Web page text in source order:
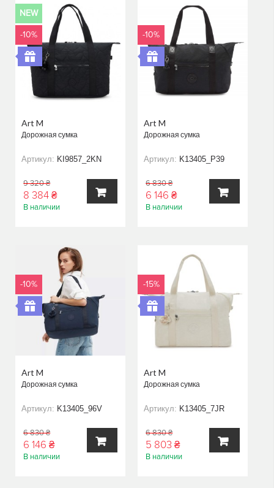
NEW
-10%
Art M
Дорожная сумка
Артикул: KI9857_2KN
9 320 ₴
8 384 ₴
В наличии
-10%
Art M
Дорожная сумка
Артикул: K13405_P39
6 830 ₴
6 146 ₴
В наличии
-10%
Art M
Дорожная сумка
Артикул: K13405_96V
6 830 ₴
6 146 ₴
В наличии
-15%
Art M
Дорожная сумка
Артикул: K13405_7JR
6 830 ₴
5 803 ₴
В наличии